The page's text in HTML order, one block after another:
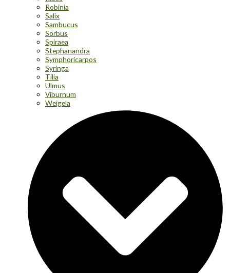
Robinia
Salix
Sambucus
Sorbus
Spiraea
Stephanandra
Symphoricarpos
Syringa
Tilia
Ulmus
Viburnum
Weigela